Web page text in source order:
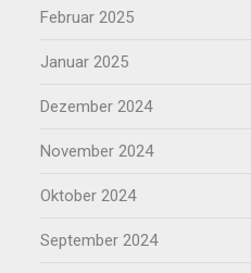
Februar 2025
Januar 2025
Dezember 2024
November 2024
Oktober 2024
September 2024